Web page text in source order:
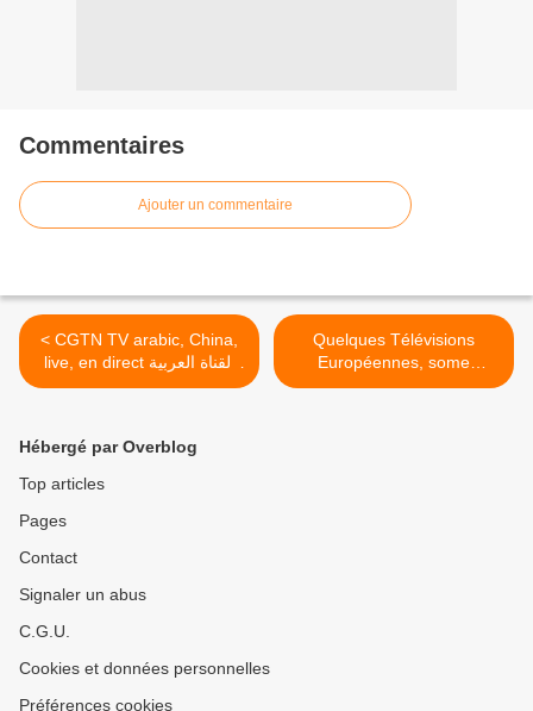
Commentaires
Ajouter un commentaire
< CGTN TV arabic, China,
live, en direct القناة العربية
لشبكة تلفزيون الصين الدولية
Quelques Télévisions
Européennes, some
European Tvs بعض القنوات
Hébergé par Overblog
Top articles
Pages
Contact
Signaler un abus
C.G.U.
Cookies et données personnelles
Préférences cookies